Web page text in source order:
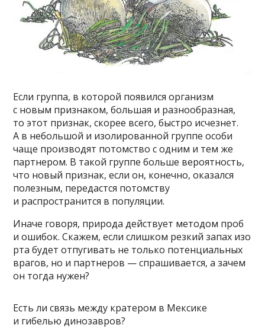
Если группа, в которой появился организм
с новым признаком, большая и разнообразная,
то этот признак, скорее всего, быстро исчезнет.
А в небольшой и изолированной группе особи
чаще производят потомство с одним и тем же
партнером. В такой группе больше вероятность,
что новый признак, если он, конечно, оказался
полезным, передастся потомству
и распространится в популяции.
Иначе говоря, природа действует методом проб
и ошибок. Скажем, если слишком резкий запах изо
рта будет отпугивать не только потенциальных
врагов, но и партнеров — спрашивается, а зачем
он тогда нужен?
Есть ли связь между кратером в Мексике
и гибелью динозавров?